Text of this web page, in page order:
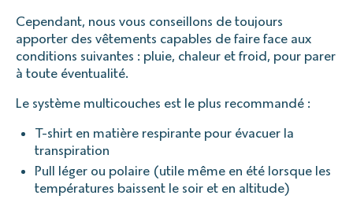
Cependant, nous vous conseillons de toujours
apporter des vêtements capables de faire face aux
conditions suivantes : pluie, chaleur et froid, pour parer
à toute éventualité.
Le système multicouches est le plus recommandé :
T-shirt en matière respirante pour évacuer la
transpiration
Pull léger ou polaire (utile même en été lorsque les
températures baissent le soir et en altitude)